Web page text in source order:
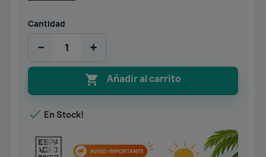
Cantidad
− +
 Añadir al carrito
 En Stock!